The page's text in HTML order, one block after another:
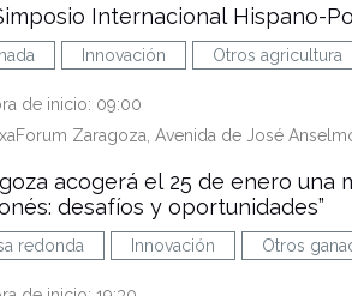
Internacional Hispano-
Innovación Otros agricultura
de inicio: 09:00
Zaragoza, Avenida de José
acogerá el 25 de enero una
desafíos y oportunidades”
redonda Innovación Otros